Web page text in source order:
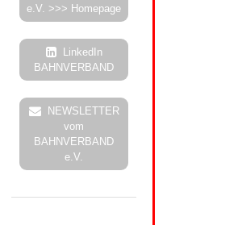
e.V. >>> Homepage
LinkedIn
BAHNVERBAND
NEWSLETTER
vom
BAHNVERBAND
e.V.